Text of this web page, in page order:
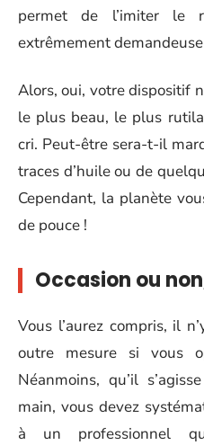
permet de l’imiter le
extrêmement
Alors, oui, votre dispositif
le plus beau, le plus
cri. Peut-être sera-t-il
traces d’huile ou de
Cependant, la planète
de pouce !
Occasion ou
Vous l’aurez compris, il
outre mesure si vous
Néanmoins, qu’il
main, vous devez
à un professionnel